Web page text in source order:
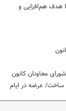
هدف هم‌افزایی و
معاونان کانون
عرضه در ایام